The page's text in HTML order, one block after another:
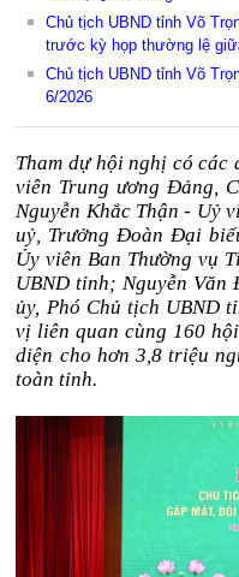
Chủ tịch UBND tỉnh Võ
trước kỳ họp thường lệ
Chủ tịch UBND tỉnh Võ
6/2026
Tham dự hội nghị có
viên Trung ương Đảng,
Nguyễn Khắc Thận - Uỷ
uỷ, TrưởngĐoàn Đại
Ủy viên Ban Thường vụ
UBND tỉnh; Nguyễn Văn
ủy, Phó Chủ tịch UBND
vị liên quan cùng 160
diện cho hơn 3,8 triệu
toàn tỉnh.